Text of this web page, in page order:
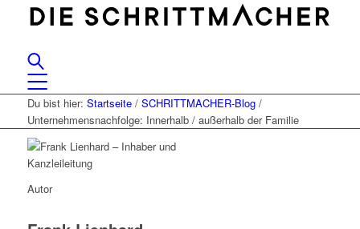
Du bist hier: Startseite / SCHRITTMACHER-Blog /
Unternehmensnachfolge: Innerhalb / außerhalb der Familie
Autor